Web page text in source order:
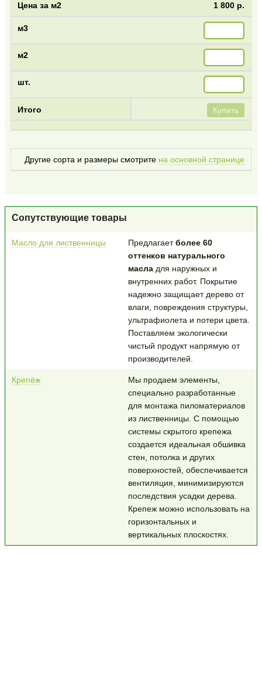
1 800 р.
Купить
Другие сорта и размеры смотрите на основной странице
Сопутствующие товары
Масло для лиственницы Предлагаетболее 60
оттенков натурального
масладля наружных и
внутренних работ. Покрытие
надежно защищает дерево от
влаги, повреждения структуры,
ультрафиолета и потери цвета.
Поставляем экологически
чистый продукт напрямую от
производителей.
Крепёж
Мы продаем элементы,
специально разработанные
для монтажа пиломатериалов
из лиственницы. С помощью
системы скрытого крепежа
создается идеальная обшивка
стен, потолка и других
поверхностей, обеспечивается
вентиляция, минимизируются
последствия усадки дерева.
Крепеж можно использовать на
горизонтальных и
вертикальных плоскостях.